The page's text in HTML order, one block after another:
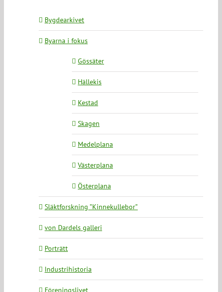
Bygdearkivet
Byarna i fokus
Gössäter
Hällekis
Kestad
Skagen
Medelplana
Västerplana
Österplana
Släktforskning ”Kinnekullebor”
von Dardels galleri
Porträtt
Industrihistoria
Föreningslivet